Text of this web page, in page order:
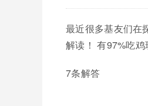
最近很多基友们在
解读！ 有97%吃
7条解答